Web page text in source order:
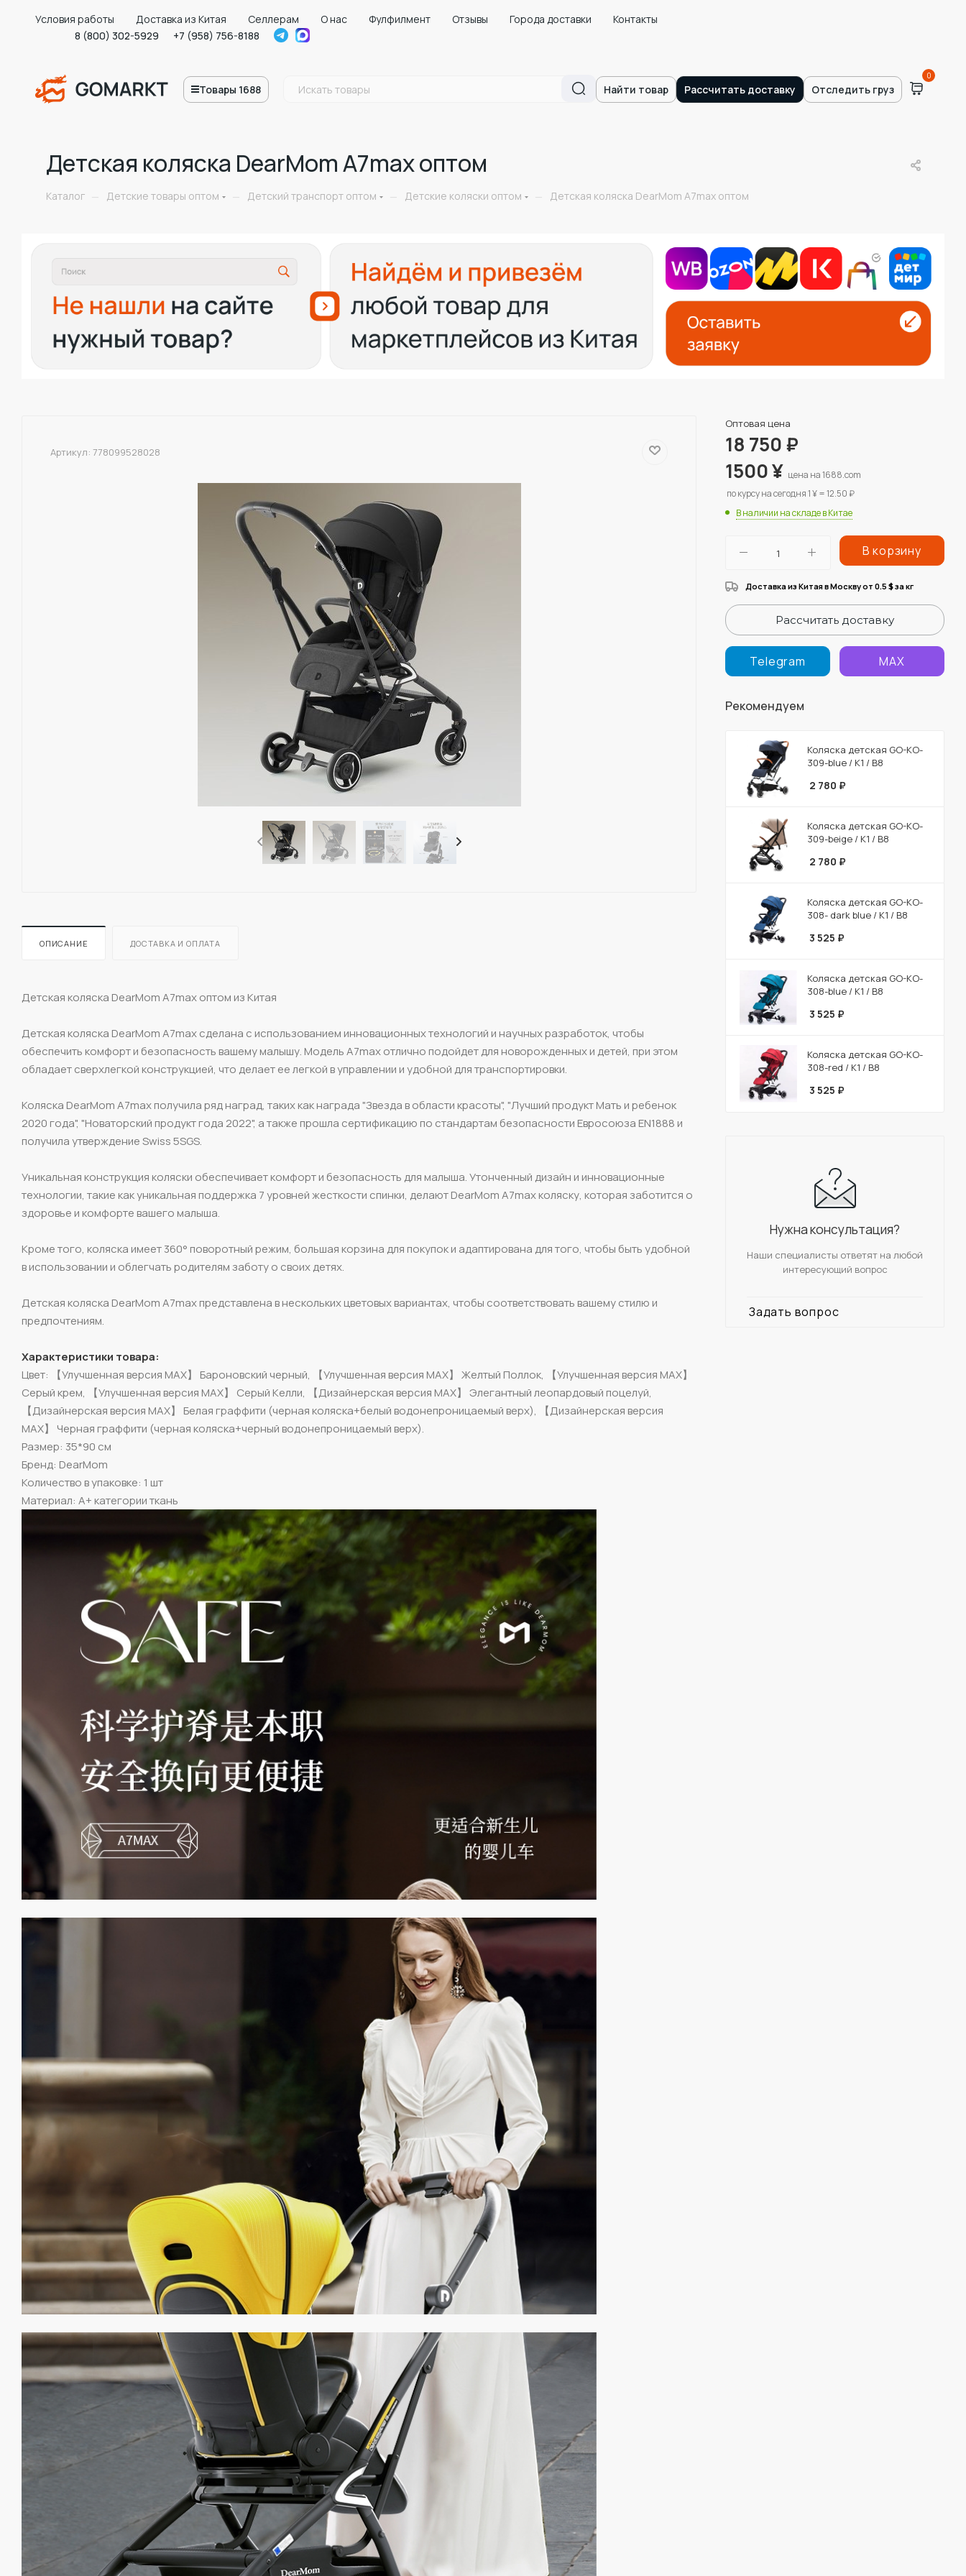
Условия работы Доставка из Китая Селлерам О нас Фулфилмент Отзывы Города доставки
Контакты
8 (800) 302-5929
+7 (958) 756-8188
Товары 1688 Найти товар Рассчитать доставку Отследить груз
0
Детская коляска DearMom A7max оптом
Каталог — Детские товары оптом — Детский транспорт оптом — Детские коляски оптом — Детская коляска DearMom A7max оптом
Артикул: 778099528028
ОПИСАНИЕ ДОСТАВКА И ОПЛАТА
Детская коляска DearMom A7max оптом из Китая
Детская коляска DearMom A7max сделана с использованием инновационных технологий и научных разработок, чтобы
обеспечить комфорт и безопасность вашему малышу. Модель A7max отлично подойдет для новорожденных и детей, при этом
обладает сверхлегкой конструкцией, что делает ее легкой в управлении и удобной для транспортировки.
Коляска DearMom A7max получила ряд наград, таких как награда "Звезда в области красоты", "Лучший продукт Мать и ребенок
2020 года", "Новаторский продукт года 2022", а также прошла сертификацию по стандартам безопасности Евросоюза EN1888 и
получила утверждение Swiss 5SGS.
Уникальная конструкция коляски обеспечивает комфорт и безопасность для малыша. Утонченный дизайн и инновационные
технологии, такие как уникальная поддержка 7 уровней жесткости спинки, делают DearMom A7max коляску, которая заботится о
здоровье и комфорте вашего малыша.
Кроме того, коляска имеет 360° поворотный режим, большая корзина для покупок и адаптирована для того, чтобы быть удобной
в использовании и облегчать родителям заботу о своих детях.
Детская коляска DearMom A7max представлена в нескольких цветовых вариантах, чтобы соответствовать вашему стилю и
предпочтениям.
Характеристики товара:
Цвет: 【Улучшенная версия MAX】 Бароновский черный, 【Улучшенная версия MAX】 Желтый Поллок, 【Улучшенная версия MAX】
Серый крем, 【Улучшенная версия MAX】 Серый Келли, 【Дизайнерская версия MAX】 Элегантный леопардовый поцелуй,
【Дизайнерская версия MAX】 Белая граффити (черная коляска+белый водонепроницаемый верх), 【Дизайнерская версия
MAX】 Черная граффити (черная коляска+черный водонепроницаемый верх).
Размер: 35*90 см
Бренд: DearMom
Количество в упаковке: 1 шт
Материал: A+ категории ткань
Оптовая цена
18 750₽
1500¥ цена на 1688.com
по курсу на сегодня 1 ¥ = 12.50 ₽
В наличии на складе в Китае
В корзину
Доставка из Китая в Москву от 0.5 $за кг
Рассчитать доставку
Telegram MAX
Рекомендуем
Коляска детская GO-KO-
309-blue / К1 / В8
2 780 ₽
Коляска детская GO-KO-
309-beige / К1 / В8
2 780 ₽
Коляска детская GO-KO-
308- dark blue / К1 / В8
3 525 ₽
Коляска детская GO-KO-
308-blue / К1 / В8
3 525 ₽
Коляска детская GO-KO-
308-red / К1 / В8
3 525 ₽
Нужна консультация?
Наши специалисты ответят на любой
интересующий вопрос
Задать вопрос